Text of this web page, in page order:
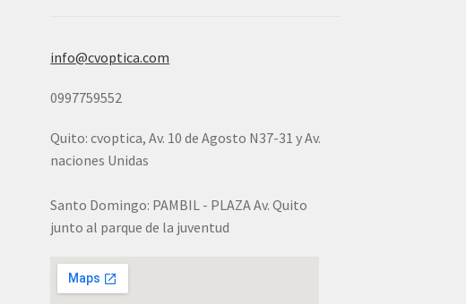
info@cvoptica.com
0997759552
Quito: cvoptica, Av. 10 de Agosto N37-31 y Av.
naciones Unidas
Santo Domingo: PAMBIL - PLAZA Av. Quito
junto al parque de la juventud